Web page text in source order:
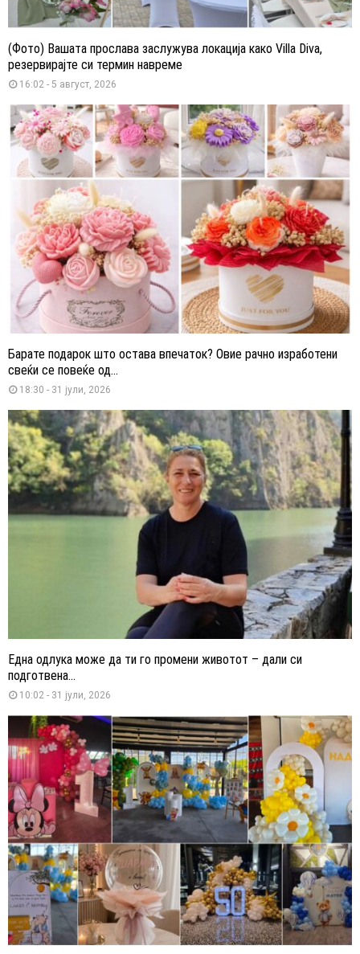
(Фото) Вашата прослава заслужува локација како Villa Diva,
резервирајте си термин навреме
16:02 - 5 август, 2026
Барате подарок што остава впечаток? Овие рачно изработени
свеќи се повеќе од...
18:30 - 31 јули, 2026
Една одлука може да ти го промени животот – дали си
подготвена...
10:02 - 31 јули, 2026